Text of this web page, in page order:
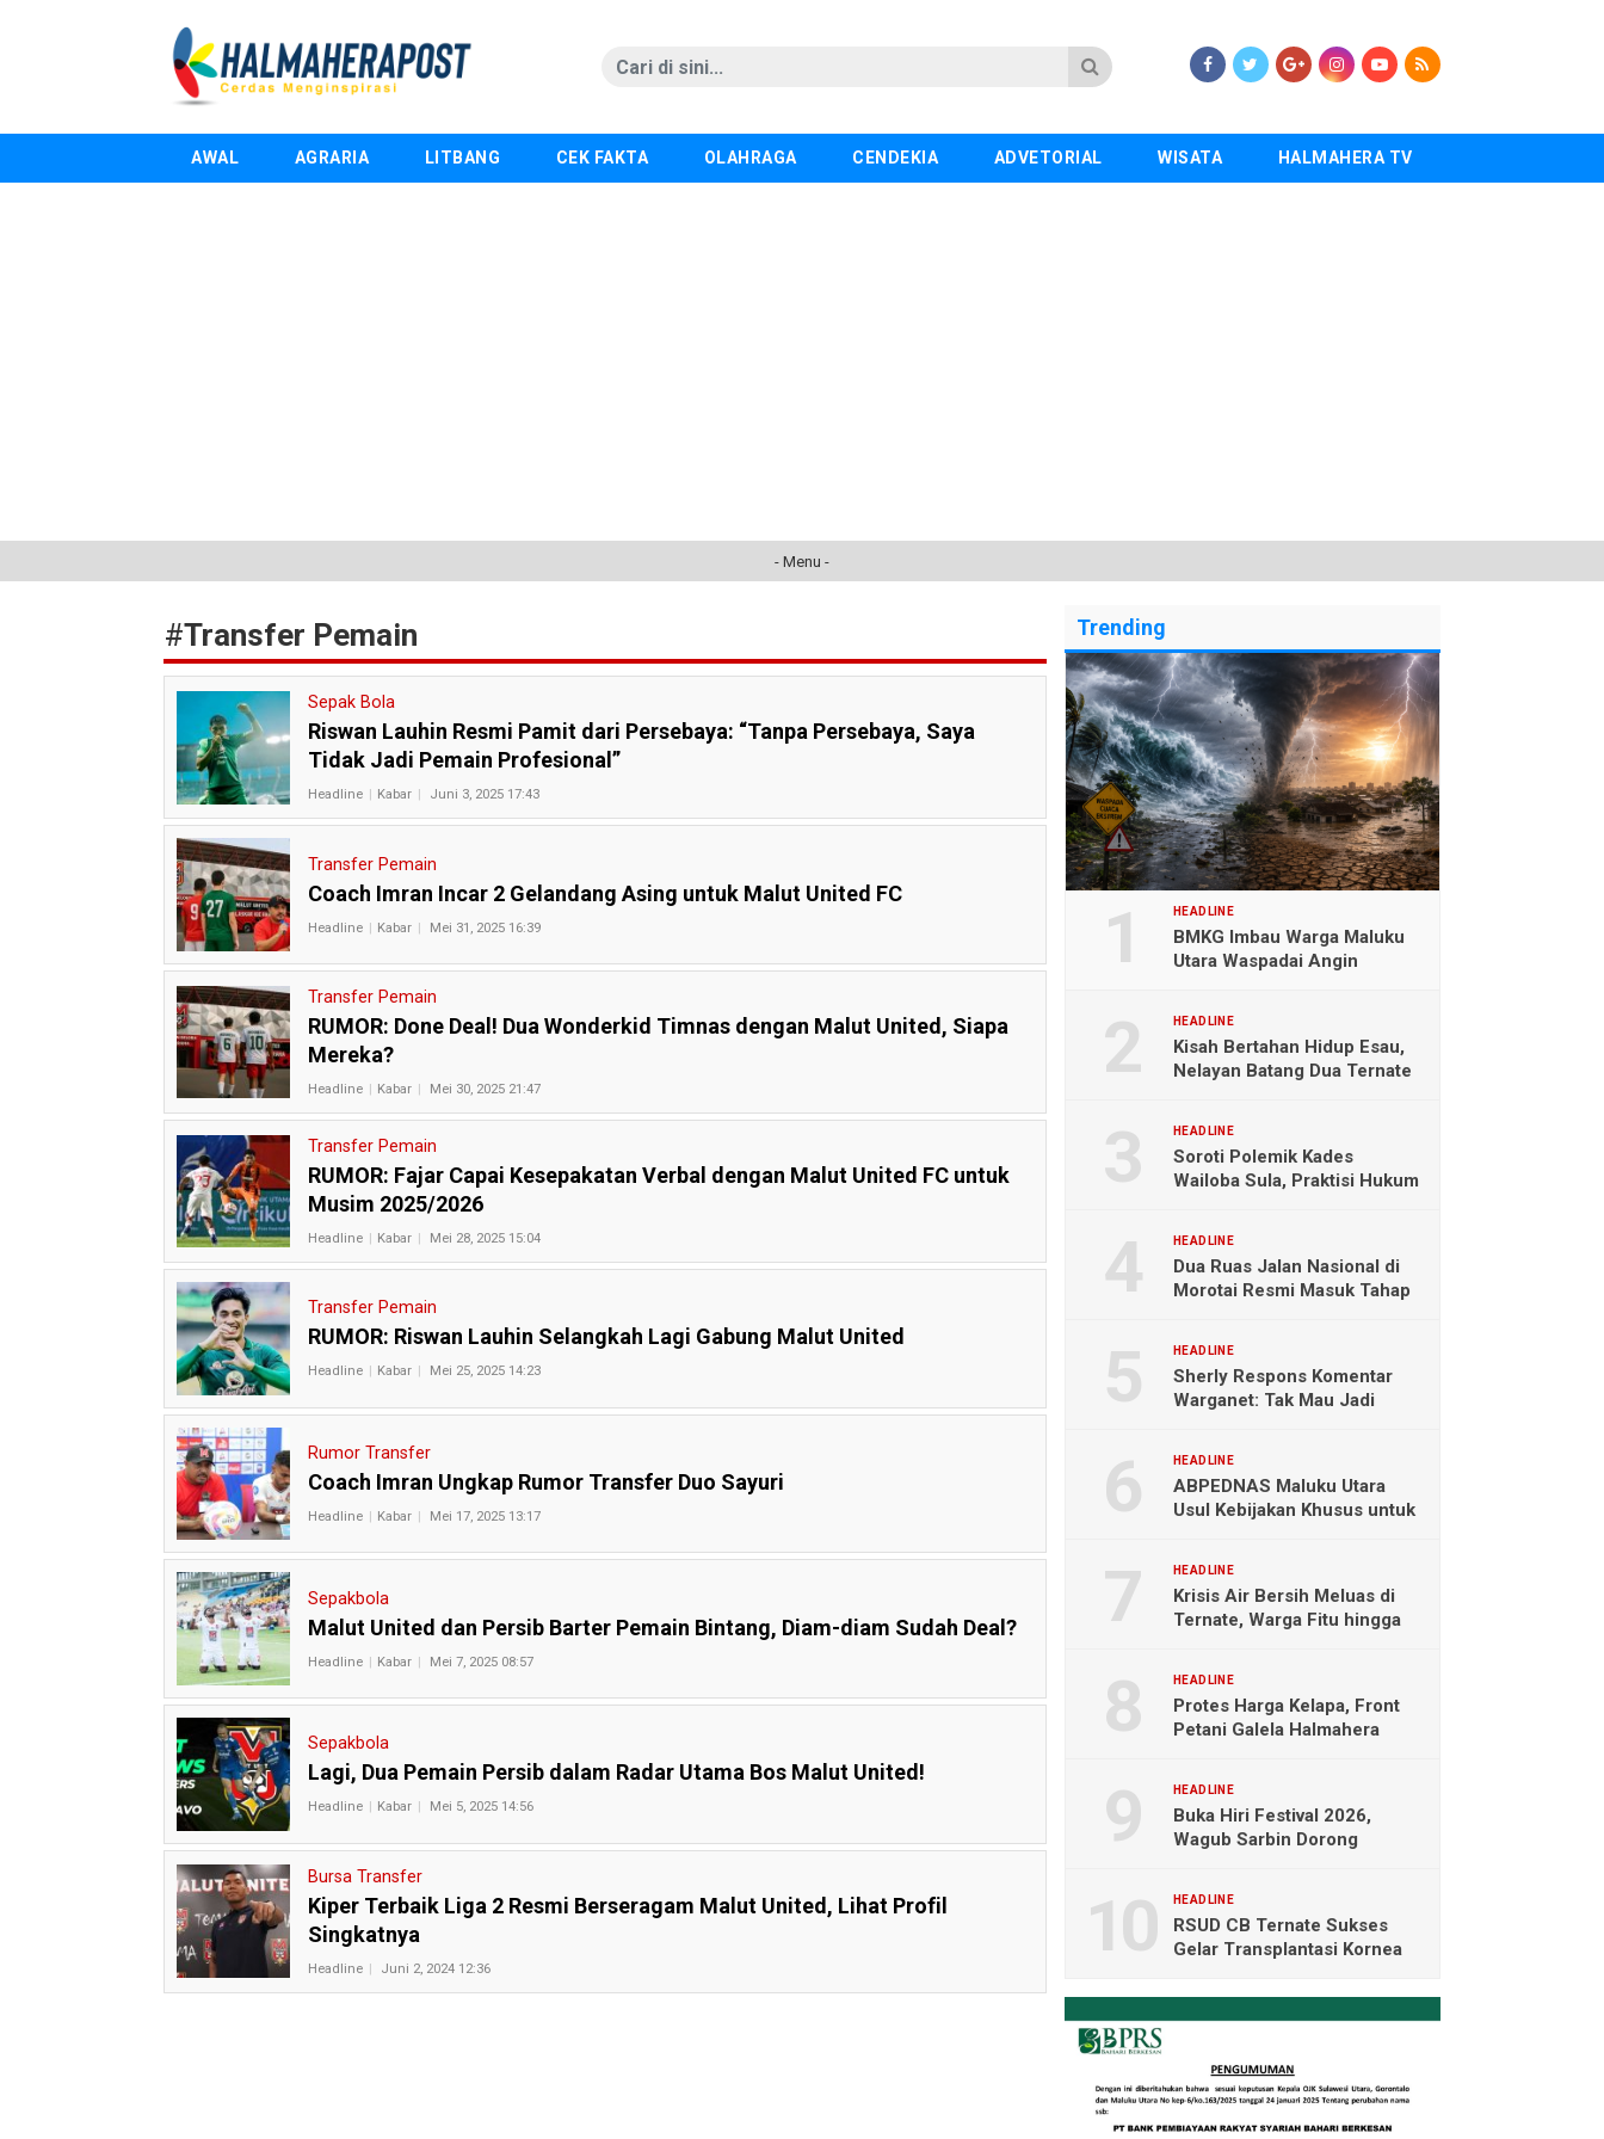
AWAL AGRARIA LITBANG CEK FAKTA OLAHRAGA CENDEKIA ADVETORIAL WISATA HALMAHERA TV
- Menu -
#Transfer Pemain
Sepak Bola
Riswan Lauhin Resmi Pamit dari Persebaya: “Tanpa Persebaya, Saya
Tidak Jadi Pemain Profesional”
Headline Kabar Juni 3, 2025 17:43
Transfer Pemain
Coach Imran Incar 2 Gelandang Asing untuk Malut United FC
Headline Kabar Mei 31, 2025 16:39
Transfer Pemain
RUMOR: Done Deal! Dua Wonderkid Timnas dengan Malut United, Siapa
Mereka?
Headline Kabar Mei 30, 2025 21:47
Transfer Pemain
RUMOR: Fajar Capai Kesepakatan Verbal dengan Malut United FC untuk
Musim 2025/2026
Headline Kabar Mei 28, 2025 15:04
Transfer Pemain
RUMOR: Riswan Lauhin Selangkah Lagi Gabung Malut United
Headline Kabar Mei 25, 2025 14:23
Rumor Transfer
Coach Imran Ungkap Rumor Transfer Duo Sayuri
Headline Kabar Mei 17, 2025 13:17
Sepakbola
Malut United dan Persib Barter Pemain Bintang, Diam-diam Sudah Deal?
Headline Kabar Mei 7, 2025 08:57
Sepakbola
Lagi, Dua Pemain Persib dalam Radar Utama Bos Malut United!
Headline Kabar Mei 5, 2025 14:56
Bursa Transfer
Kiper Terbaik Liga 2 Resmi Berseragam Malut United, Lihat Profil
Singkatnya
Headline Juni 2, 2024 12:36
Trending
HEADLINE
BMKG Imbau Warga Maluku
Utara Waspadai Angin
HEADLINE
Kisah Bertahan Hidup Esau,
Nelayan Batang Dua Ternate
HEADLINE
Soroti Polemik Kades
Wailoba Sula, Praktisi Hukum
HEADLINE
Dua Ruas Jalan Nasional di
Morotai Resmi Masuk Tahap
HEADLINE
Sherly Respons Komentar
Warganet: Tak Mau Jadi
HEADLINE
ABPEDNAS Maluku Utara
Usul Kebijakan Khusus untuk
HEADLINE
Krisis Air Bersih Meluas di
Ternate, Warga Fitu hingga
HEADLINE
Protes Harga Kelapa, Front
Petani Galela Halmahera
HEADLINE
Buka Hiri Festival 2026,
Wagub Sarbin Dorong
HEADLINE
RSUD CB Ternate Sukses
Gelar Transplantasi Kornea